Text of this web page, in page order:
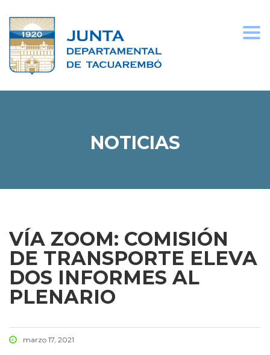
NOTICIAS
VÍA ZOOM: COMISIÓN
DE TRANSPORTE ELEVA
DOS INFORMES AL
PLENARIO
marzo 17, 2021